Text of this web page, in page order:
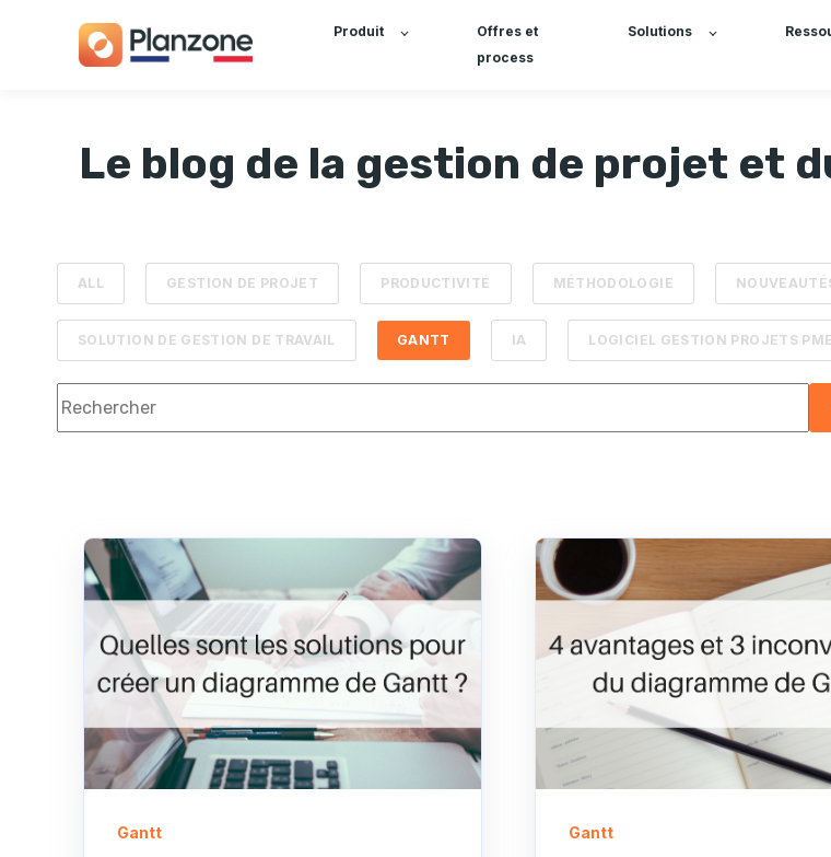
Produit
Offres et
process
Solutions
Le blog de la gestion de projet et
ALL GESTION DE PROJET PRODUCTIVITÉ MÉTHODOLOGIE
SOLUTION DE GESTION DE TRAVAIL GANTT IA LOGICIEL GESTION PROJETS PME
Gantt Gantt